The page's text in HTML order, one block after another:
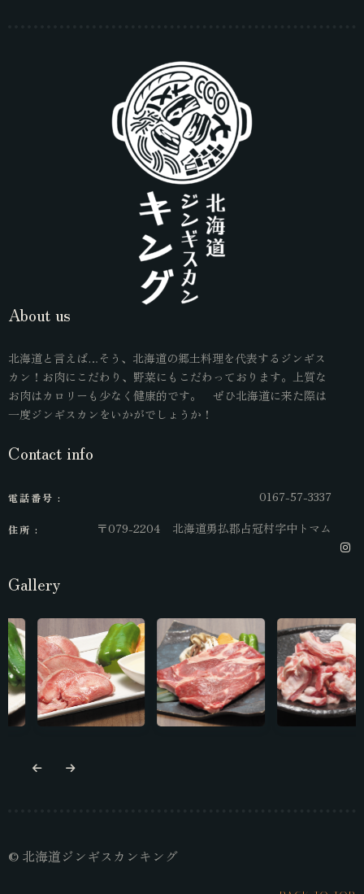
About us
北海道と言えば…そう、北海道の郷土料理を代表するジンギス
カン！お肉にこだわり、野菜にもこだわっております。上質な
お肉はカロリーも少なく健康的です。 ぜひ北海道に来た際は
一度ジンギスカンをいかがでしょうか！
Contact info
電話番号 : 0167-57-3337
住所 : 〒079-2204 北海道勇払郡占冠村字中トマム
Gallery
© 北海道ジンギスカンキング